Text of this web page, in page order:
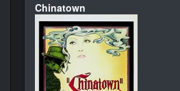
Chinatown